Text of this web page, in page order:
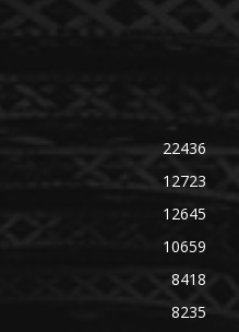
22436
12723
12645
10659
8418
8235